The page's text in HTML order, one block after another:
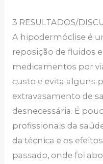
3 RESULTADOS/
A hipodermóclise é
reposição de fluidos
medicamentos por
custo e evita alguns
extravasamento de
desnecessária. É
profissionais da
da técnica e os
passado, onde foi